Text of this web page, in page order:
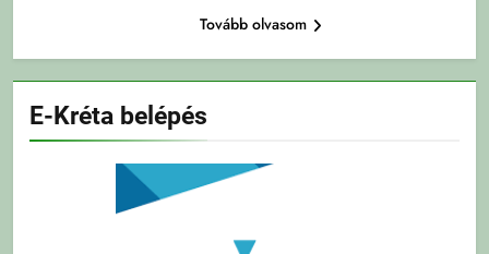
Tovább olvasom
E-Kréta belépés